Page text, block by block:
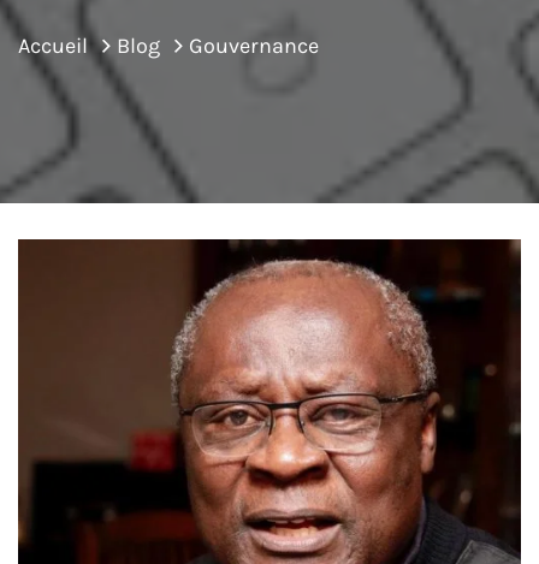
Accueil Blog Gouvernance